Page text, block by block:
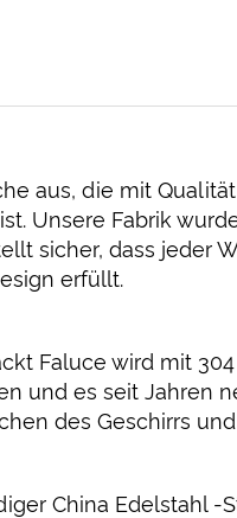
aus, die mit
Unsere Fabrik
sicher, dass jeder
erfüllt.
Faluce wird mit
und es seit Jahren
des Geschirrs
China Edelstahl -